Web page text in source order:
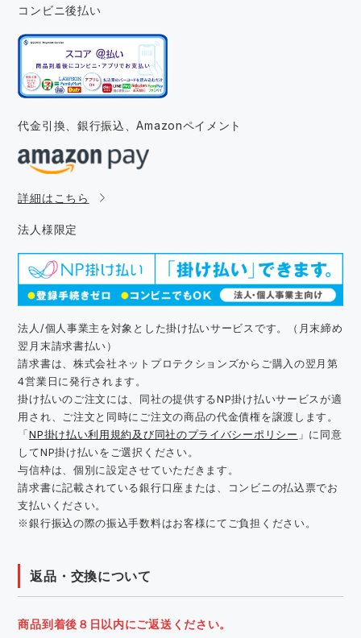
コンビニ後払い
代金引換、銀行振込、Amazonペイメント
詳細はこちら
法人様限定
法人/個人事業主を対象とした掛け払いサービスです。（月末締め
翌月末請求書払い）
請求書は、株式会社ネットプロテクションズからご購入の翌月第
4営業日に発行されます。
掛け払いのご注文には、同社の提供するNP掛け払いサービスが適
用され、ご注文と同時にご注文の商品の代金債権を譲渡します。
「NP掛け払い利用規約及び同社のプライバシーポリシー 」に同意
してNP掛け払いをご選択ください。
与信枠は、個別に設定させていただきます。
請求書に記載されている銀行口座または、コンビニの払込票でお
支払いください。
※銀行振込の際の振込手数料はお客様にてご負担ください。
返品・交換について
商品到着後８日以内にご返送ください。